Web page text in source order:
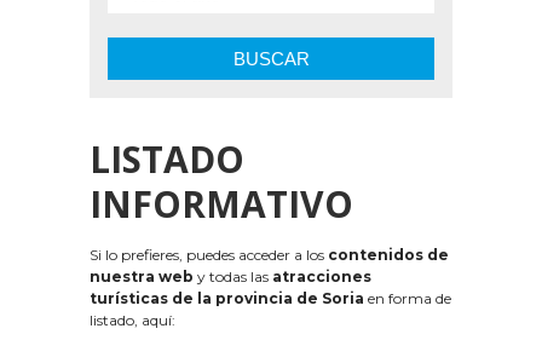
BUSCAR
LISTADO
INFORMATIVO
Si lo prefieres, puedes acceder a los contenidos de
nuestra web y todas las atracciones
turísticas de la provincia de Soria en forma de
listado, aquí: